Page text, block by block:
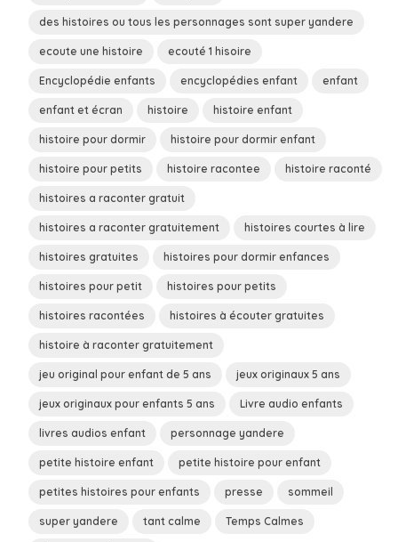
des histoires ou tous les personnages sont super yandere
ecoute une histoire ecouté 1 hisoire
Encyclopédie enfants encyclopédies enfant enfant
enfant et écran histoire histoire enfant
histoire pour dormir histoire pour dormir enfant
histoire pour petits histoire racontee histoire raconté
histoires a raconter gratuit
histoires a raconter gratuitement histoires courtes à lire
histoires gratuites histoires pour dormir enfances
histoires pour petit histoires pour petits
histoires racontées histoires à écouter gratuites
histoire à raconter gratuitement
jeu original pour enfant de 5 ans jeux originaux 5 ans
jeux originaux pour enfants 5 ans Livre audio enfants
livres audios enfant personnage yandere
petite histoire enfant petite histoire pour enfant
petites histoires pour enfants presse sommeil
super yandere tant calme Temps Calmes